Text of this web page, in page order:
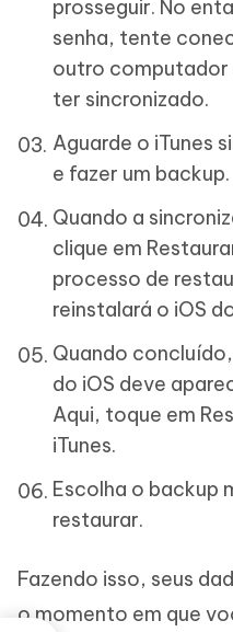
prosseguir. No
senha, tente
outro computador
ter sincronizado.
Aguarde o iTunes
e fazer um backup.
Quando a
clique em
processo de
reinstalará o iOS
Quando
do iOS deve
Aqui, toque em
iTunes.
Escolha o backup
restaurar.
Fazendo isso, seus
o momento em que